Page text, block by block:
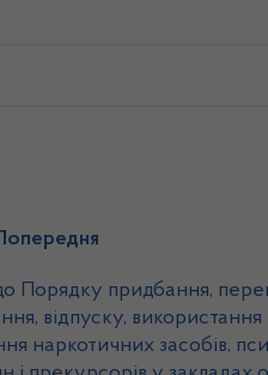
Порядку придбання,
відпуску, використання
наркотичних засобів,